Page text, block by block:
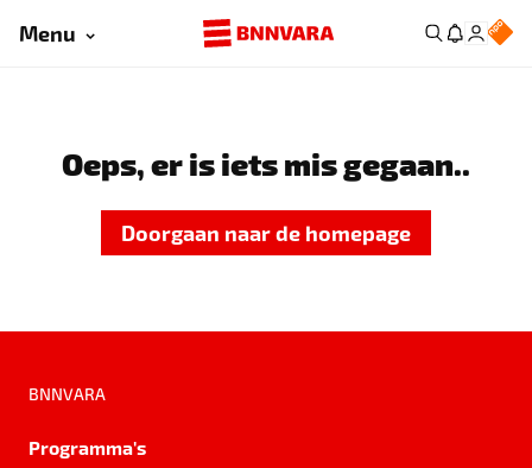
Menu
Oeps, er is iets mis gegaan..
Doorgaan naar de homepage
BNNVARA
Programma's